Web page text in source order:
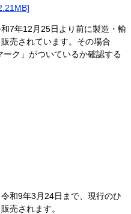
7年12月25日より前に製造・輸
売されています。その場合
ク」がついているか確認する
和9年3月24日まで、現行のひ
売されます。